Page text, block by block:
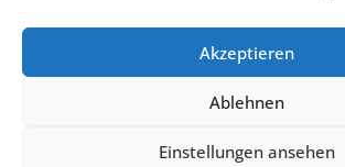
Akzeptieren
Ablehnen
Einstellungen ansehen